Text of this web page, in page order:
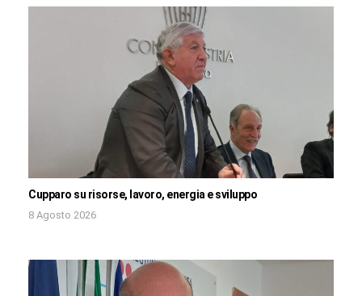
Cupparo su risorse, lavoro, energia e sviluppo
8 Agosto 2026